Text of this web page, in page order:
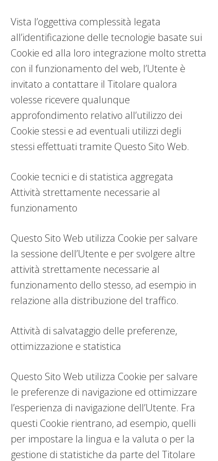
Vista l’oggettiva complessità legata
all’identificazione delle tecnologie basate sui
Cookie ed alla loro integrazione molto stretta
con il funzionamento del web, l’Utente è
invitato a contattare il Titolare qualora
volesse ricevere qualunque
approfondimento relativo all’utilizzo dei
Cookie stessi e ad eventuali utilizzi degli
stessi effettuati tramite Questo Sito Web.
Cookie tecnici e di statistica aggregata
Attività strettamente necessarie al
funzionamento
Questo Sito Web utilizza Cookie per salvare
la sessione dell’Utente e per svolgere altre
attività strettamente necessarie al
funzionamento dello stesso, ad esempio in
relazione alla distribuzione del traffico.
Attività di salvataggio delle preferenze,
ottimizzazione e statistica
Questo Sito Web utilizza Cookie per salvare
le preferenze di navigazione ed ottimizzare
l’esperienza di navigazione dell’Utente. Fra
questi Cookie rientrano, ad esempio, quelli
per impostare la lingua e la valuta o per la
gestione di statistiche da parte del Titolare